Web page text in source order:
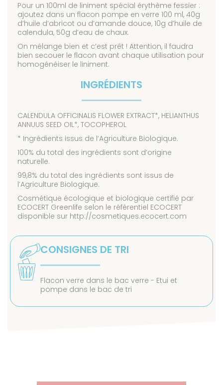
Pour un 100ml de liniment spécial érythème fessier :
ajoutez dans un flacon pompe en verre 100 ml, 40g
d’huile d’abricot ou d’amande douce, 10g d’huile de
calendula, 50g d’eau de chaux.
On mélange bien et c’est prêt ! Attention, il faudra
bien secouer le flacon avant chaque utilisation pour
homogénéiser le liniment.
INGRÉDIENTS
CALENDULA OFFICINALIS FLOWER EXTRACT*, HELIANTHUS
ANNUUS SEED OIL*, TOCOPHEROL
* Ingrédients issus de l’Agriculture Biologique.
100% du total des ingrédients sont d’origine
naturelle.
99,8% du total des ingrédients sont issus de
l’Agriculture Biologique.
Cosmétique écologique et biologique certifié par
ECOCERT Greenlife selon le référentiel ECOCERT
disponible sur http://cosmetiques.ecocert.com
CONSIGNES DE TRI
Flacon verre dans le bac verre - Etui et
pompe dans le bac de tri